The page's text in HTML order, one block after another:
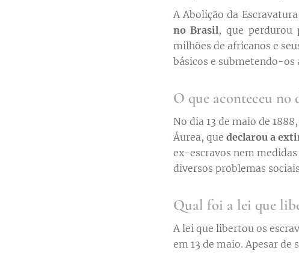
A Abolição da
no Brasil, que perdurou
milhões de africanos e
básicos e submetendo-os
O que aconteceu no
No dia 13 de maio de
Áurea, que declarou a
ex-escravos nem
diversos problemas
Qual foi a lei que
A lei que libertou os
em 13 de maio. Apesar